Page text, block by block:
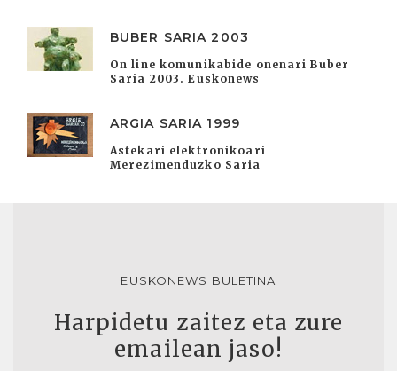
BUBER SARIA 2003
On line komunikabide onenari Buber
Saria 2003. Euskonews
ARGIA SARIA 1999
Astekari elektronikoari
Merezimenduzko Saria
EUSKONEWS BULETINA
Harpidetu zaitez eta zure
emailean jaso!